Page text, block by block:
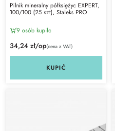
Pilnik mineralny półksiężyc EXPERT,
100/100 (25 szt), Staleks PRO
9 osób kupiło
34,24 zł/op(cena z VAT)
KUPIĆ